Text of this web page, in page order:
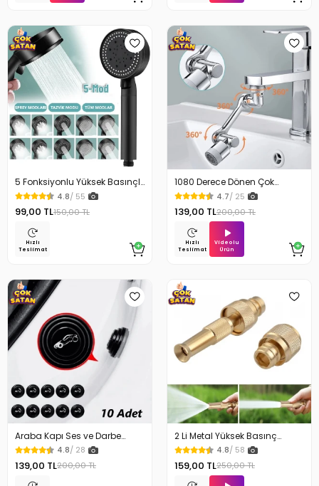
5 Fonksiyonlu Yüksek Basınçlı
Ayarlı Duş Başlığı
4.8/ 55
99,00 TL150,00 TL
Hızlı
Teslimat
1080 Derece Dönen Çok
Fonksiyonlu Musluk Başlığı
4.7/ 25
139,00 TL200,00 TL
Hızlı
Teslimat
Videolu
Ürün
Araba Kapı Ses ve Darbe
Emici Pad 10 Adet
4.8/ 28
139,00 TL200,00 TL
2 Li Metal Yüksek Basınç
Yağmurlamalı Hortum Ucu
4.8/ 58
159,00 TL250,00 TL